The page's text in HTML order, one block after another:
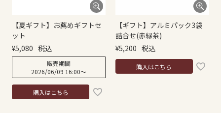
【夏ギフト】お薦めギフトセ
ット
¥5,080 税込
販売期間
2026/06/09 16:00〜
購入はこちら
【ギフト】アルミパック3袋
詰合せ(赤緑茶)
¥5,200 税込
購入はこちら